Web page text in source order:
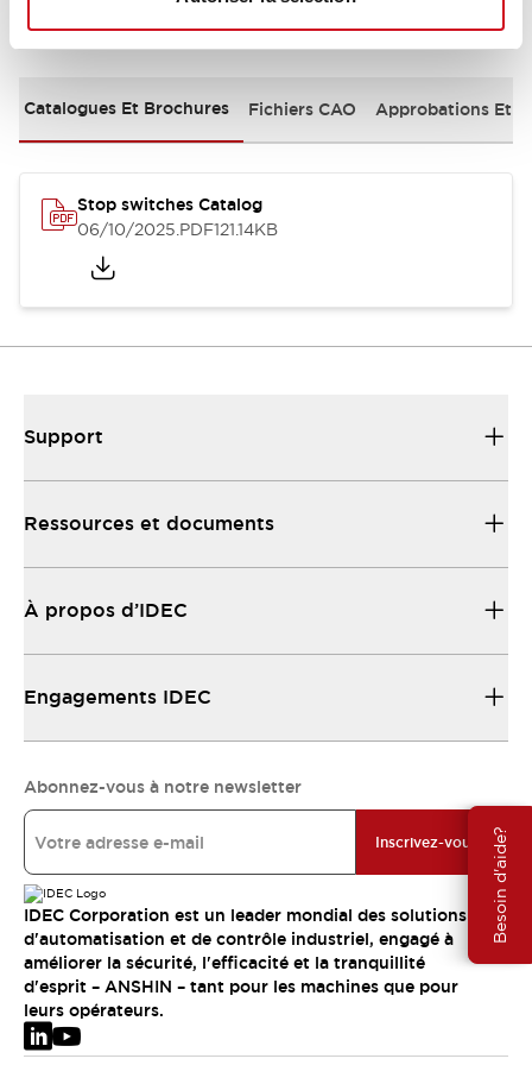
Besoin d'aide?
Documents et fichiers
Catalogues Et Brochures Fichiers CAO Approbations Et
Stop switches Catalog
06/10/2025.PDF121.14KB
Support
Ressources et documents
À propos d’IDEC
Engagements IDEC
Abonnez-vous à notre newsletter
Inscrivez-vous
IDEC Corporation est un leader mondial des solutions
d'automatisation et de contrôle industriel, engagé à
améliorer la sécurité, l'efficacité et la tranquillité
d'esprit – ANSHIN – tant pour les machines que pour
leurs opérateurs.